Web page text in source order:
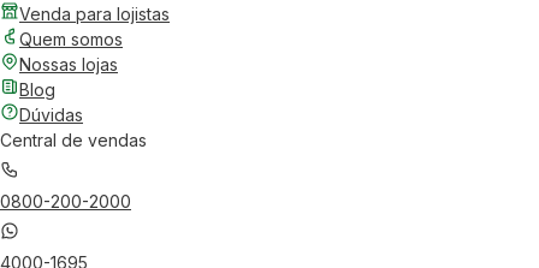
Venda para lojistas
Quem somos
Nossas lojas
Blog
Dúvidas
Central de vendas
0800-200-2000
4000-1695